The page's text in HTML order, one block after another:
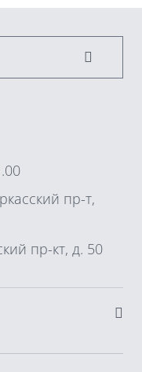
пр-т,
пр-кт, д. 50